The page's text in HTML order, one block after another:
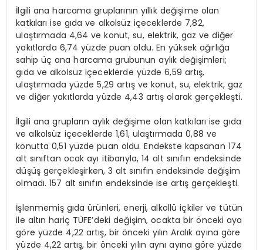
İlgili ana harcama gruplarının yıllık değişime olan
katkıları ise gıda ve alkolsüz içeceklerde 7,82,
ulaştırmada 4,64 ve konut, su, elektrik, gaz ve diğer
yakıtlarda 6,74 yüzde puan oldu. En yüksek ağırlığa
sahip üç ana harcama grubunun aylık değişimleri;
gıda ve alkolsüz içeceklerde yüzde 6,59 artış,
ulaştırmada yüzde 5,29 artış ve konut, su, elektrik, gaz
ve diğer yakıtlarda yüzde 4,43 artış olarak gerçekleşti.
İlgili ana grupların aylık değişime olan katkıları ise gıda
ve alkolsüz içeceklerde 1,61, ulaştırmada 0,88 ve
konutta 0,51 yüzde puan oldu. Endekste kapsanan 174
alt sınıftan ocak ayı itibarıyla, 14 alt sınıfın endeksinde
düşüş gerçekleşirken, 3 alt sınıfın endeksinde değişim
olmadı. 157 alt sınıfın endeksinde ise artış gerçekleşti.
İşlenmemiş gıda ürünleri, enerji, alkollü içkiler ve tütün
ile altın hariç TÜFE’deki değişim, ocakta bir önceki aya
göre yüzde 4,22 artış, bir önceki yılın Aralık ayına göre
yüzde 4,22 artış, bir önceki yılın aynı ayına göre yüzde